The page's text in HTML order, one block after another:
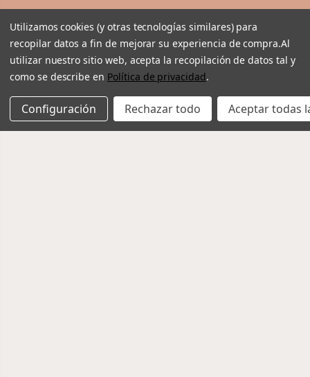
Utilizamos cookies (y otras tecnologías similares) para
recopilar datos a fin de mejorar su experiencia de compra.Al
utilizar nuestro sitio web, acepta la recopilación de datos tal y
como se describe en Política de privacidad.
Configuración Rechazar todo Aceptar todas